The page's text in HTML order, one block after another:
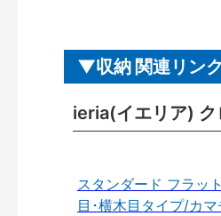
収納 関連リンク
ieria(イエリア) ク
スタンダード フラッ
目･横木目タイプ/カマ